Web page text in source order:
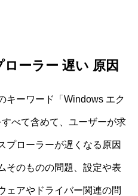
ーラー 遅い 原因
キーワード「Windows エク
べて含めて、ユーザーが求
プローラーが遅くなる原因
そのものの問題、設定や表
ェアやドライバー関連の問